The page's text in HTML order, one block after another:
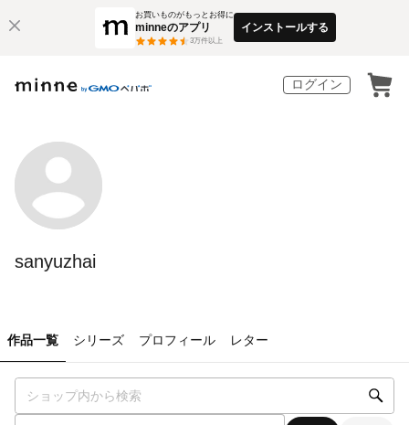
お買いものがもっとお得に
minneのアプリ
3万件以上
インストールする
ログイン
sanyuzhai
作品一覧 シリーズ プロフィール レター